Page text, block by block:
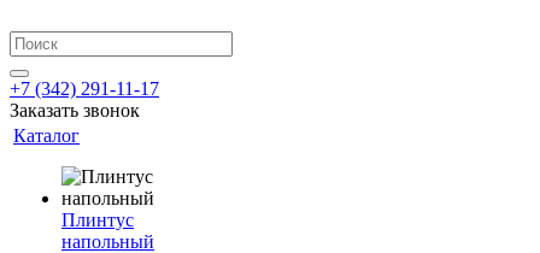
+7 (342) 291-11-17
Заказать звонок
Каталог
Плинтус
напольный